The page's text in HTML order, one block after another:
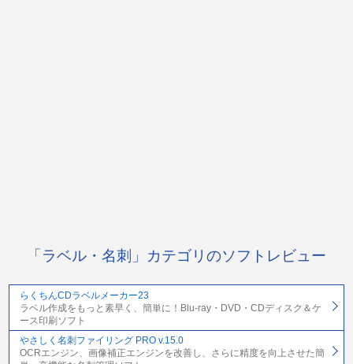
「ラベル・名刺」カテゴリのソフトレビュー
らくちんCDラベルメーカー23
ラベル作成をもっと素早く、簡単に！Blu-ray・DVD・CDディスク＆ケ
ース印刷ソフト
やさしく名刺ファイリング PRO v.15.0
OCRエンジン、画像補正エンジンを改善し、さらに精度を向上させた簡